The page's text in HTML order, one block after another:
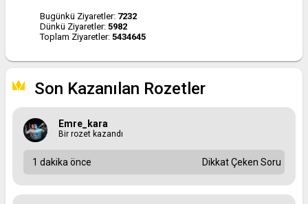
Bugünkü Ziyaretler: 7232
Dünkü Ziyaretler: 5982
Toplam Ziyaretler: 5434645
Son Kazanılan Rozetler
Emre_kara
Bir rozet kazandı
1 dakika önce Dikkat Çeken Soru